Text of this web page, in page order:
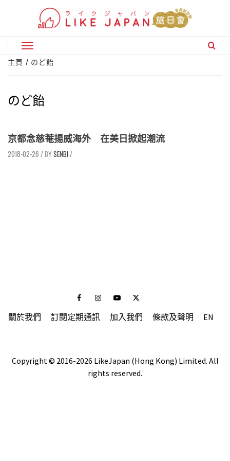
Primary
Menu
主頁 のど飴
のど飴
京都念慈菴揚威海外 在美日掀起潮流
2018-02-26 / SENBI /
FacebookInstagramYoutubeTwitter
關於我們 訂閱定期通訊 加入我們 條款及聲明 EN
Copyright © 2016-2026 LikeJapan (Hong Kong) Limited. All
rights reserved.